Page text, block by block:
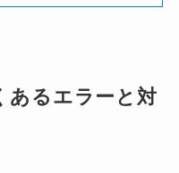
あるエラーと対